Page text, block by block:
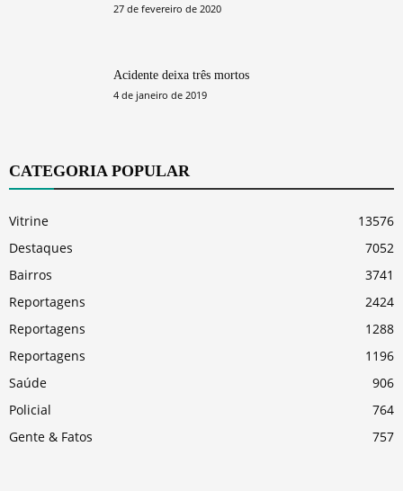
27 de fevereiro de 2020
Acidente deixa três mortos
4 de janeiro de 2019
CATEGORIA POPULAR
Vitrine
13576
Destaques
7052
Bairros
3741
Reportagens
2424
Reportagens
1288
Reportagens
1196
Saúde
906
Policial
764
Gente & Fatos
757